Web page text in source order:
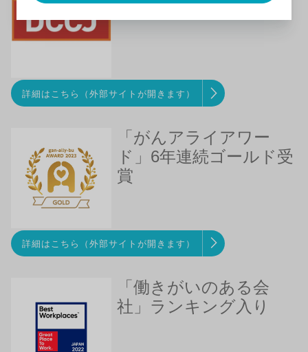
詳細はこちら（外部サイトが開きます）
「がんアライアワー
ド」6年連続ゴールド受
賞
詳細はこちら（外部サイトが開きます）
「働きがいのある会
社」ランキング入り